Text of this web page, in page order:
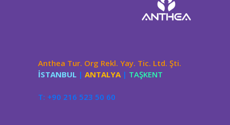
Anthea Tur. Org Rekl. Yay. Tic. Ltd. Şti.
İSTANBUL | ANTALYA | TAŞKENT
T: +90 216 523 50 60